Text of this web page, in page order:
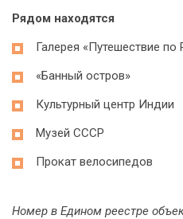
Рядом находятся
Галерея «Путешествие по
«Банный остров»
Культурный центр Индии
Музей СССР
Прокат велосипедов
Номер в Едином реестре